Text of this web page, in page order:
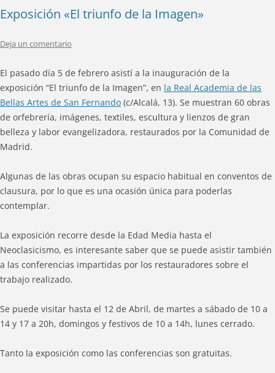
Exposición «El triunfo de la Imagen»
Deja un comentario
El pasado día 5 de febrero asistí a la inauguración de la
exposición “El triunfo de la Imagen”, en la Real Academia de las
Bellas Artes de San Fernando (c/Alcalá, 13). Se muestran 60 obras
de orfebrería, imágenes, textiles, escultura y lienzos de gran
belleza y labor evangelizadora, restaurados por la Comunidad de
Madrid.
Algunas de las obras ocupan su espacio habitual en conventos de
clausura, por lo que es una ocasión única para poderlas
contemplar.
La exposición recorre desde la Edad Media hasta el
Neoclasicismo, es interesante saber que se puede asistir también
a las conferencias impartidas por los restauradores sobre el
trabajo realizado.
Se puede visitar hasta el 12 de Abril, de martes a sábado de 10 a
14 y 17 a 20h, domingos y festivos de 10 a 14h, lunes cerrado.
Tanto la exposición como las conferencias son gratuitas.